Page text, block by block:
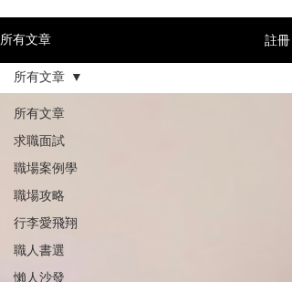
所有文章 註冊
所有文章
求職面試
職場案例學
職場攻略
行李愛飛翔
職人書選
懶人沙發
所有文章